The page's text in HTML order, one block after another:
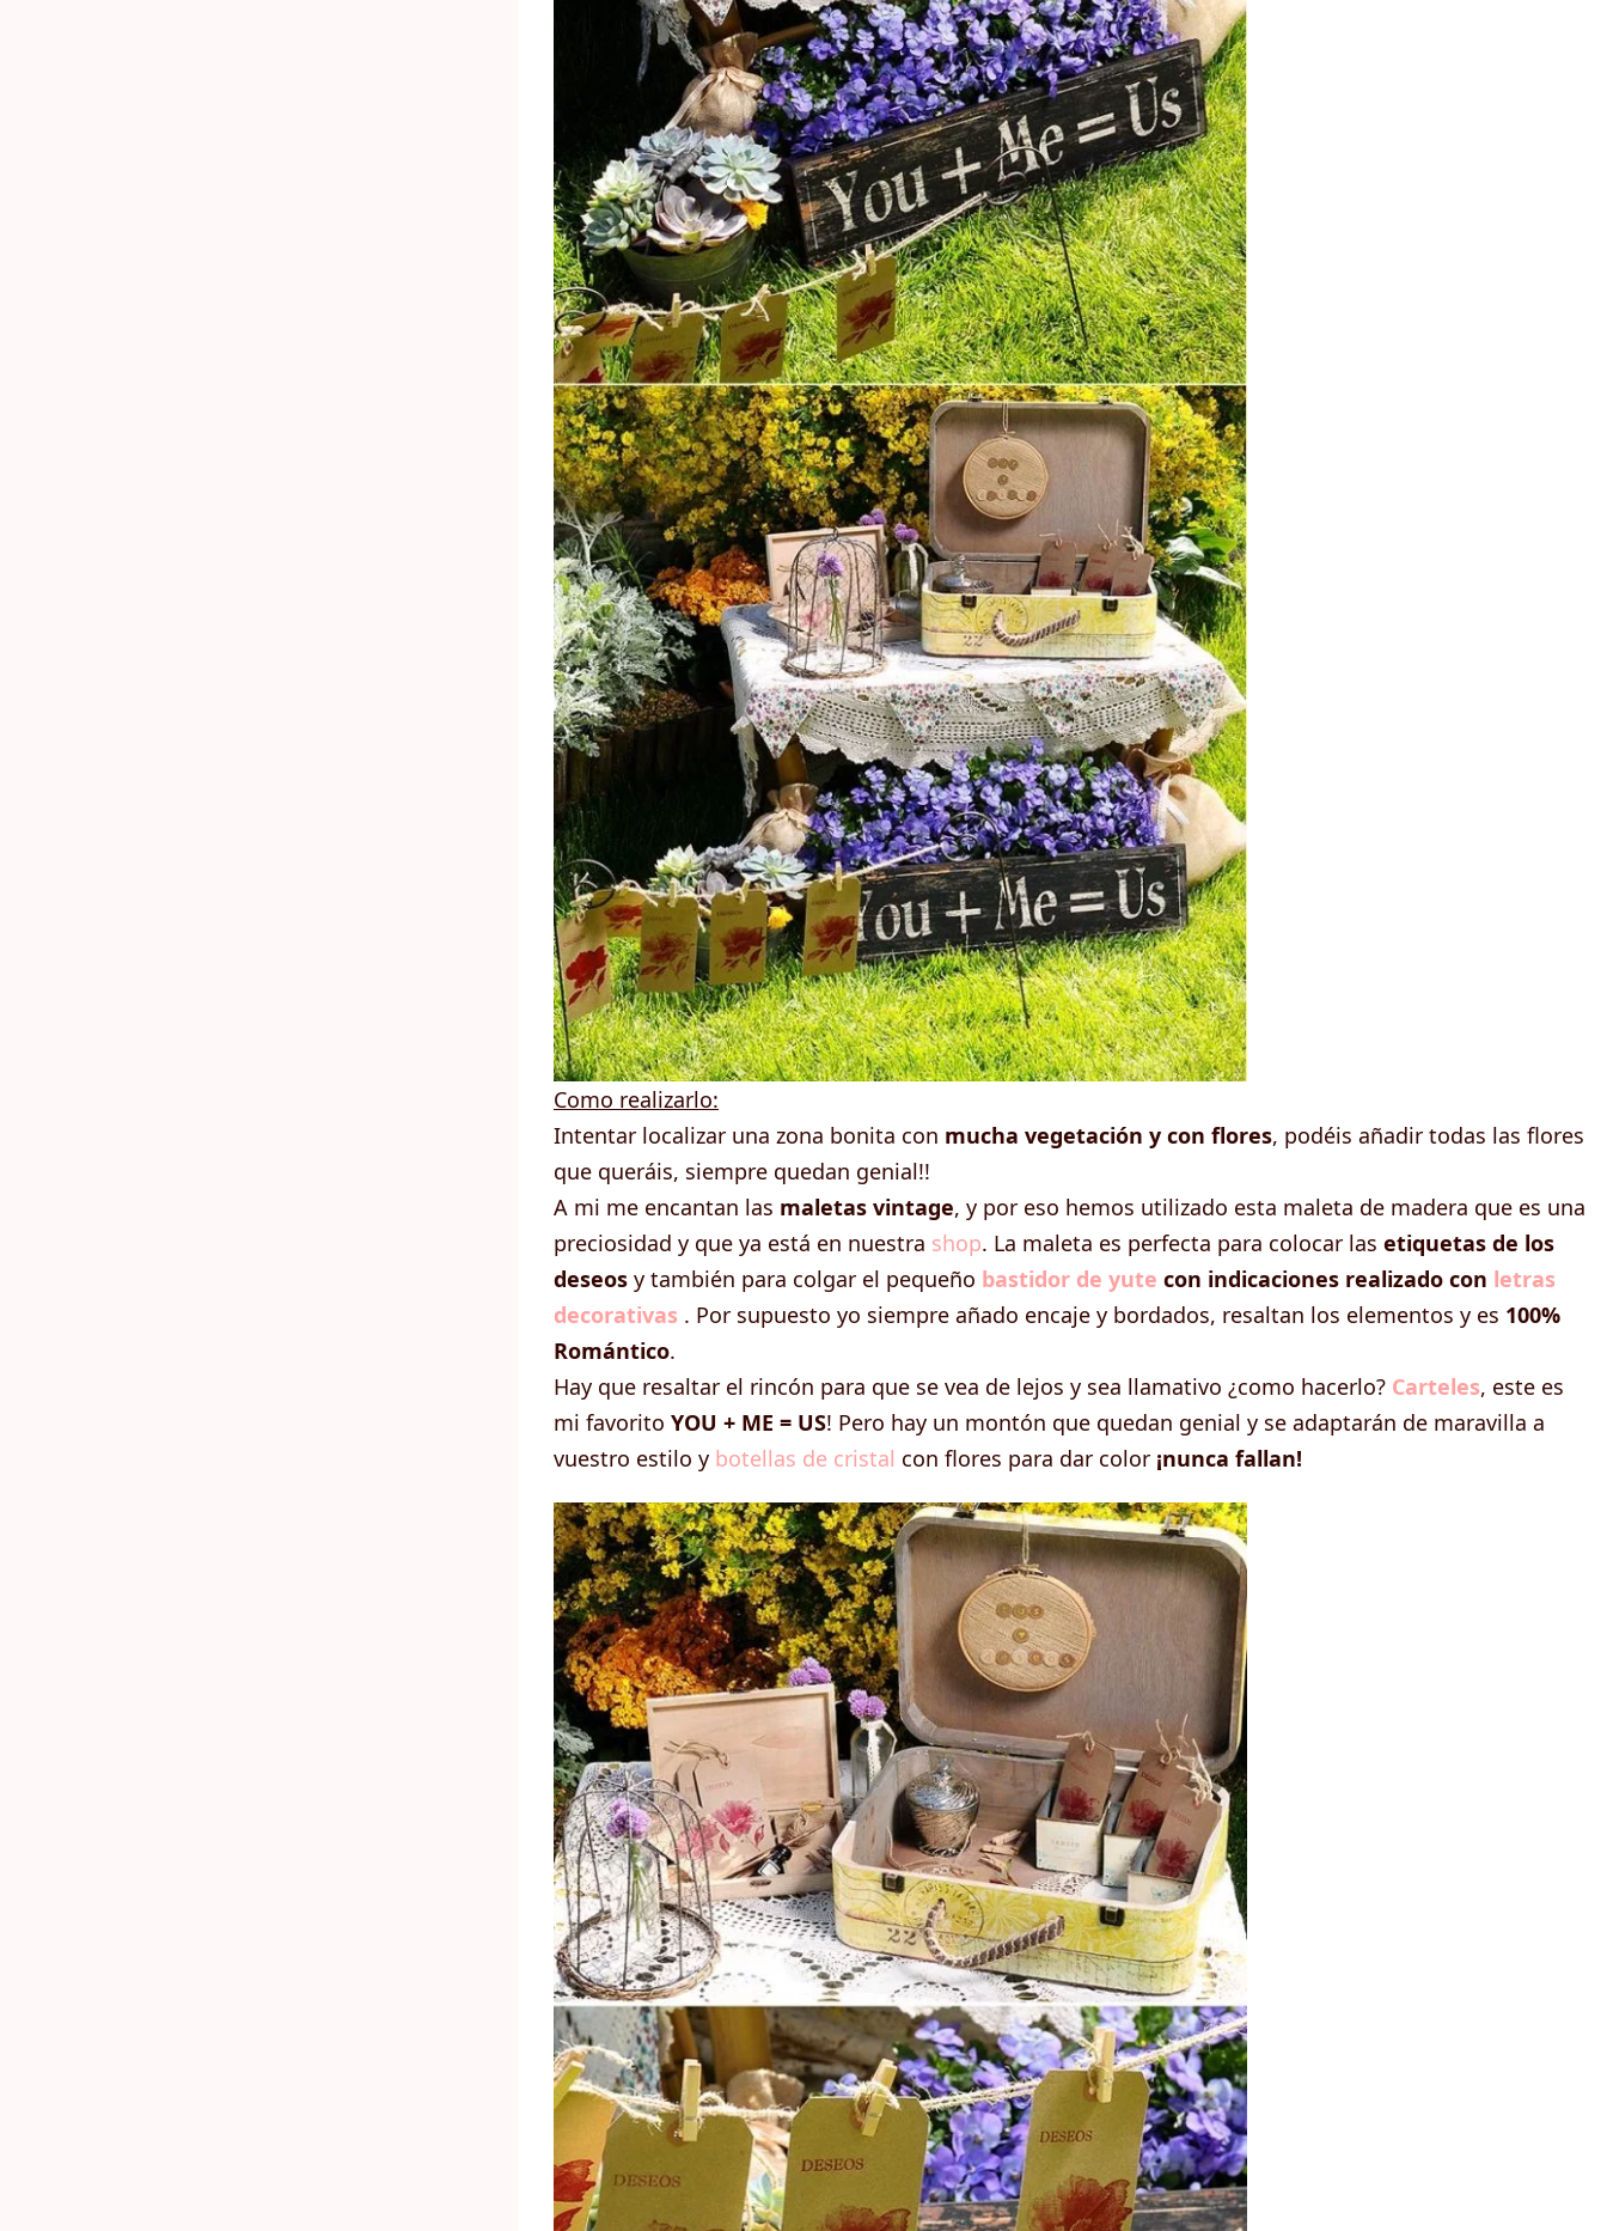
Como realizarlo:
Intentar localizar una zona bonita con mucha vegetación y con flores, podéis añadir todas las flores
que queráis, siempre quedan genial!!
A mi me encantan las maletas vintage, y por eso hemos utilizado esta maleta de madera que es una
preciosidad y que ya está en nuestra shop. La maleta es perfecta para colocar las etiquetas de los
deseos y también para colgar el pequeño bastidor de yute con indicaciones realizado con letras
decorativas . Por supuesto yo siempre añado encaje y bordados, resaltan los elementos y es 100%
Romántico.
Hay que resaltar el rincón para que se vea de lejos y sea llamativo ¿como hacerlo? Carteles, este es
mi favorito YOU + ME = US! Pero hay un montón que quedan genial y se adaptarán de maravilla a
vuestro estilo y botellas de cristal con flores para dar color ¡nunca fallan!